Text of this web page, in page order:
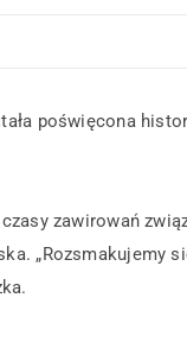
poświęcona
zawirowań
„Rozsmakujemy